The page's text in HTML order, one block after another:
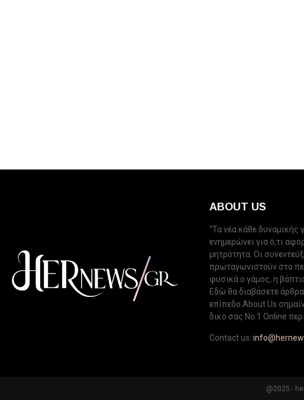
ABOUT US
“Τα νέα κάθε δυναμικής
ενημερώνει για ό,τι
μητρότητα. Οι
πρωταγωνιστούν στο
φυσικά ο γάμος, η
Εδώ θα διαβάσετε
επίπεδο.About Us
δικό σας Νo.1 Online
Contact us:
@2025 -